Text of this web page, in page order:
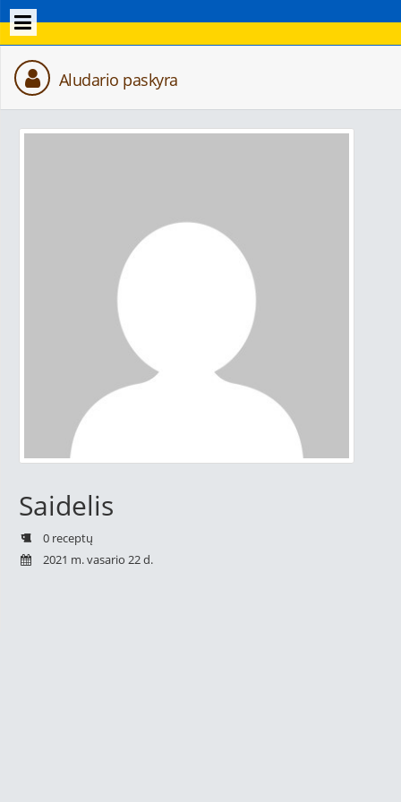
Aludario paskyra
Saidelis
0 receptų
2021 m. vasario 22 d.